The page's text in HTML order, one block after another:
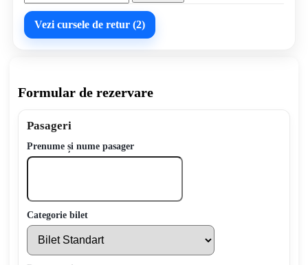
Vezi cursele de retur (2)
Formular de rezervare
Pasageri
Prenume și nume pasager
Categorie bilet